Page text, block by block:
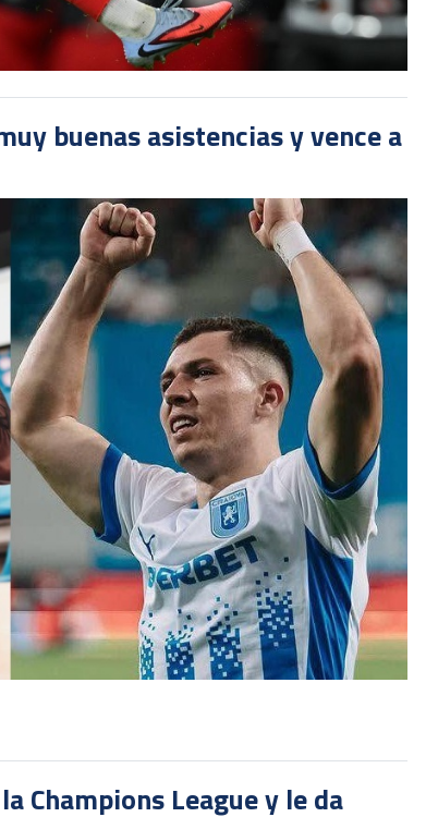
buenas asistencias y vence a
Champions League y le da